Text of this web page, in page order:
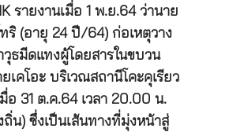
รายงานเมื่อ 1 พ.ย.64 ว่านาย
ทริ (อายุ 24 ปี/64) ก่อเหตุวาง
วุธมีดแทงผู้โดยสารในขบวน
เคโอะ บริเวณสถานีโคะคุเรียว
มื่อ 31 ต.ค.64 เวลา 20.00 น.
ถิ่น) ซึ่งเป็นเส้นทางที่มุ่งหน้าสู่